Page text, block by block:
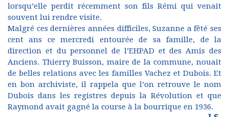
lorsqu’elle perdit récemment son fils Rémi qui venait
souvent lui rendre visite.
Malgré ces dernières années difficiles, Suzanne a fêté ses
cent ans ce mercredi entourée de sa famille, de la
direction et du personnel de l’EHPAD et des Amis des
Anciens. Thierry Buisson, maire de la commune, nouait
de belles relations avec les familles Vachez et Dubois. Et
en bon archiviste, il rappela que l’on retrouve le nom
Dubois dans les registres depuis la Révolution et que
Raymond avait gagné la course à la bourrique en 1936.